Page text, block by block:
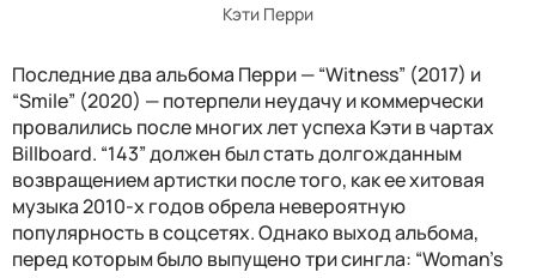
Кэти Перри
Последние два альбома Перри — “Witness” (2017) и
“Smile” (2020) — потерпели неудачу и коммерчески
провалились после многих лет успеха Кэти в чартах
Billboard. “143” должен был стать долгожданным
возвращением артистки после того, как ее хитовая
музыка 2010-х годов обрела невероятную
популярность в соцсетях. Однако выход альбома,
перед которым было выпущено три сингла: “Woman's